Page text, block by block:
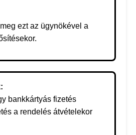
ezt az ügynökével a
bankkártyás fizetés
a rendelés átvételekor